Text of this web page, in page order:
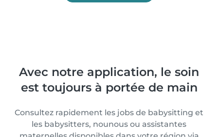
Avec notre application, le soin
est toujours à portée de main
Consultez rapidement les jobs de babysitting et
les babysitters, nounous ou assistantes